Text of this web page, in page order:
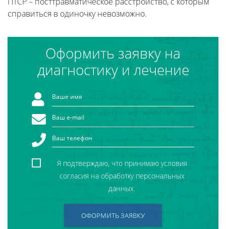
справиться в одиночку невозможно.
Оформить заявку на
диагностику и лечение
Я подтверждаю, что принимаю условия
согласия на обработку персональных
данных.
ОФОРМИТЬ ЗАЯВКУ